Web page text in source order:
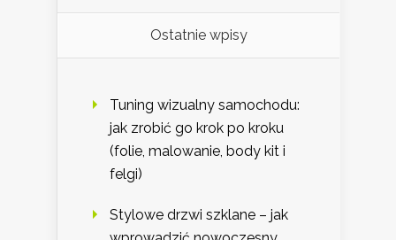
Ostatnie wpisy
Tuning wizualny samochodu:
jak zrobić go krok po kroku
(folie, malowanie, body kit i
felgi)
Stylowe drzwi szklane – jak